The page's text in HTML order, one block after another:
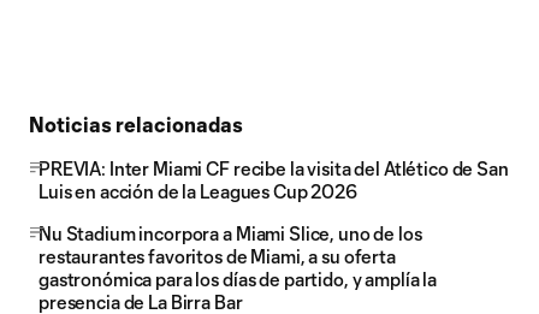
Noticias relacionadas
PREVIA: Inter Miami CF recibe la visita del Atlético de San
Luis en acción de la Leagues Cup 2026
Nu Stadium incorpora a Miami Slice, uno de los
restaurantes favoritos de Miami, a su oferta
gastronómica para los días de partido, y amplía la
presencia de La Birra Bar